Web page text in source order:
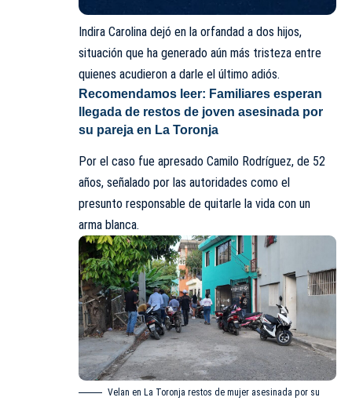
Indira Carolina dejó en la orfandad a dos hijos,
situación que ha generado aún más tristeza entre
quienes acudieron a darle el último adiós.
Recomendamos leer: Familiares esperan
llegada de restos de joven asesinada por
su pareja en La Toronja
Por el caso fue apresado Camilo Rodríguez, de 52
años, señalado por las autoridades como el
presunto responsable de quitarle la vida con un
arma blanca.
Velan en La Toronja restos de mujer asesinada por su